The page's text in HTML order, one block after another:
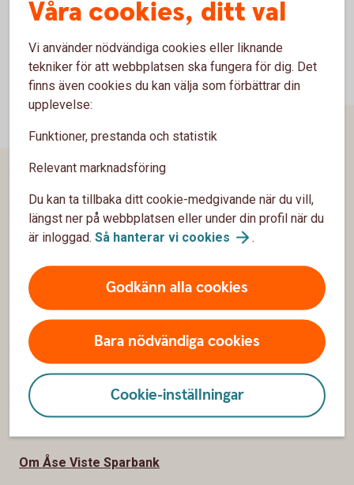
Våra cookies, ditt val
Vi använder nödvändiga cookies eller liknande
tekniker för att webbplatsen ska fungera för dig. Det
finns även cookies du kan välja som förbättrar din
upplevelse:
Funktioner, prestanda och statistik
Relevant marknadsföring
Du kan ta tillbaka ditt cookie-medgivande när du vill,
längst ner på webbplatsen eller under din profil när du
är inloggad. Så hanterar vi cookies .
Godkänn alla cookies
Bara nödvändiga cookies
Cookie-inställningar
Sidfot
Hitta snabbt
Kontakta oss
Öppettider
Spärrhjälp
Hitta till oss
Priser, räntor och kurser
Om oss
Om Åse Viste Sparbank